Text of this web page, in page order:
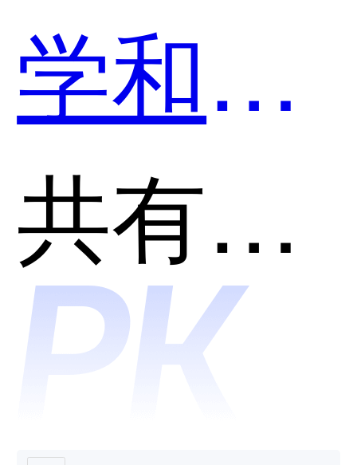
学和斑
马AI学
哪个好
共有分类：AI助理